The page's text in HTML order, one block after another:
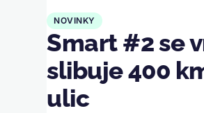
navigace
NOVINKY
Smart #2 se
slibuje 400
ulic